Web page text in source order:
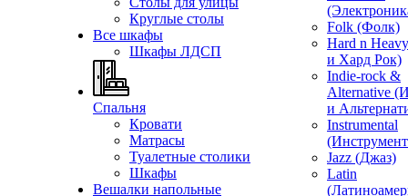
Круглые столы
Все шкафы
Шкафы ЛДСП
Спальня
Кровати
Матрасы
Туалетные столики
Шкафы
Вешалки напольные
Folk (Фолк)
Hard n
и Хард Рок)
Indie-rock &
Alternative
и
Instrumental
Jazz (Джаз)
Latin